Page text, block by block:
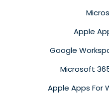
Apple
Google
Microsoft
Apple Apps For